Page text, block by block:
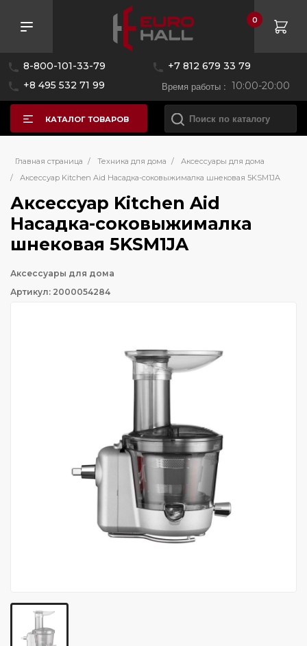
8-800-101-33-79
+7 812 679 33 79
+8 495 532 71 99
Время работы : 10:00-20:00
0
КАТАЛОГ ТОВАРОВ
Главная страница / Техника для дома /
Аксессуары для дома
/
Аксессуар Kitchen Aid Насадка-соковыжималка шнековая 5KSM1JA
Аксессуар Kitchen Aid
Насадка-соковыжималка
шнековая 5KSM1JA
Аксессуары для дома
Артикул: 2000054284